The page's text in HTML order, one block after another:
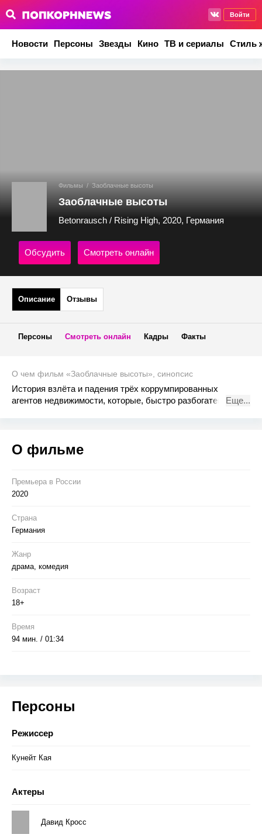
Войти
Новости Персоны Звезды Кино ТВ и сериалы Стиль
Фильмы / Заоблачные высоты
Заоблачные высоты
Betonrausch / Rising High, 2020, Германия
Обсудить Смотреть онлайн
Описание Отзывы
Персоны Смотреть онлайн Кадры Факты
О чем фильм «Заоблачные высоты», синопсис
История взлёта и падения трёх коррумпированных
агентов недвижимости, которые, быстро разбогатев,
Еще...
О фильме
Премьера в Росcии
2020
Страна
Германия
Жанр
драма, комедия
Возраст
18+
Время
94 мин. / 01:34
Персоны
Режиссер
Кунейт Кая
Актеры
Давид Кросс